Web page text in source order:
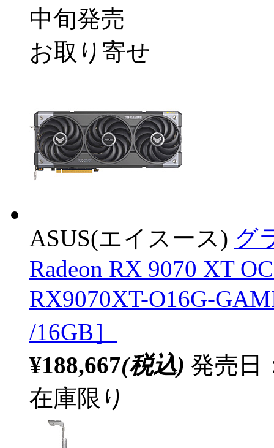
中旬発売
お取り寄せ
ASUS(エイスース) グ
Radeon RX 9070 XT
RX9070XT-O16G-
/16GB］
¥188,667(税込) 発売日
在庫限り